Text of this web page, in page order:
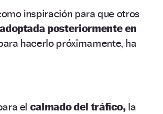
inspiración para que otros
adoptada posteriormente en
hacerlo próximamente, ha
el calmado del tráfico, la